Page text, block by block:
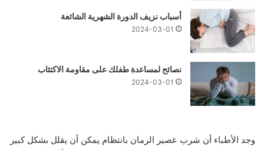
أسباب نزيف الدورة الشهرية الشائعة
2024-03-01
نصائح لمساعدة طفلك على مقاومة الاكتئاب
2024-03-01
وجد الأطباء أن شرب عصير الرمان بانتظام يمكن أن يقلل بشكل كبير